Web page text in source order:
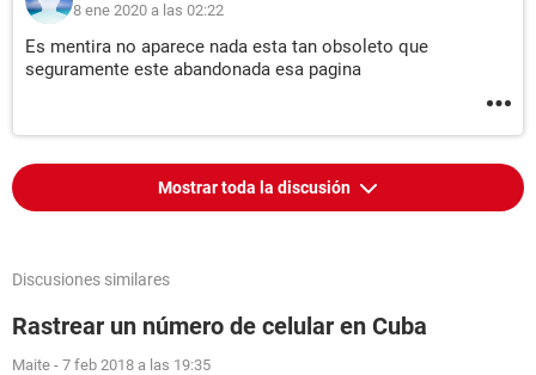
8 ene 2020 a las 02:22
Es mentira no aparece nada esta tan obsoleto que
seguramente este abandonada esa pagina
Mostrar toda la discusión
Discusiones similares
Rastrear un número de celular en Cuba
Maite - 7 feb 2018 a las 19:35